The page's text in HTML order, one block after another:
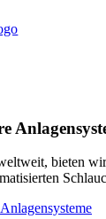
bieten
Anlagensysteme